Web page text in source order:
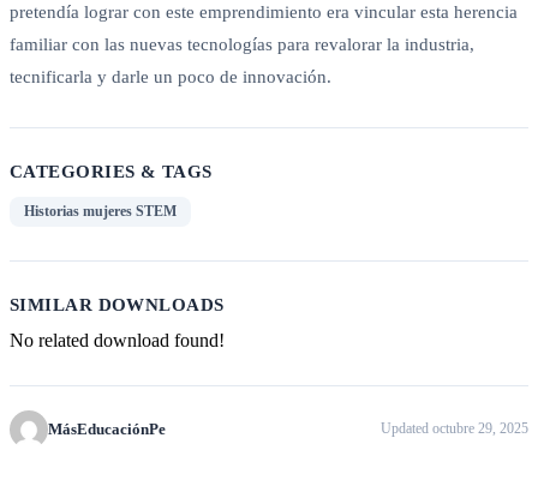
pretendía lograr con este emprendimiento era vincular esta herencia
familiar con las nuevas tecnologías para revalorar la industria,
tecnificarla y darle un poco de innovación.
CATEGORIES & TAGS
Historias mujeres STEM
SIMILAR DOWNLOADS
No related download found!
MásEducaciónPe Updated octubre 29, 2025